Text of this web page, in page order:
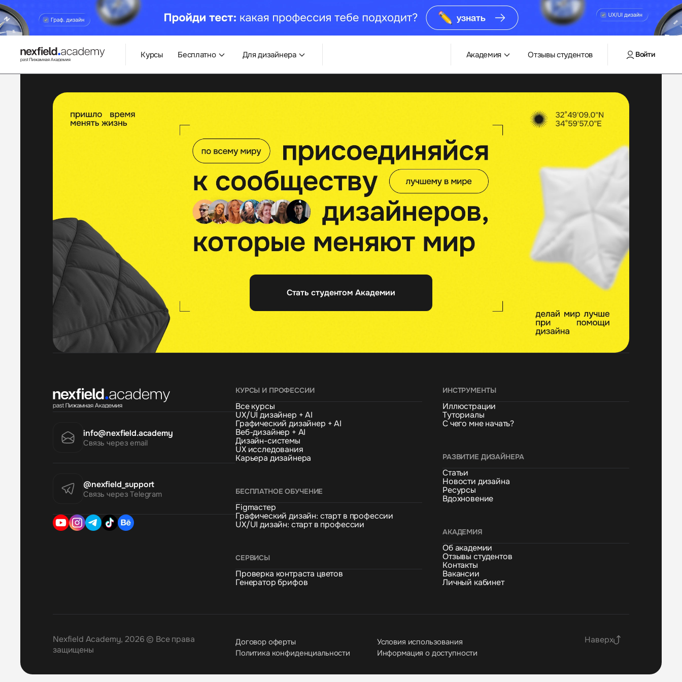
Курсы Бесплатно Для дизайнера Академия Отзывы студентов Войти
Стать студентом Академии
info@nexfield.academy
Связь через email
@nexfield_support
Связь через Telegram
КУРСЫ И ПРОФЕССИИ
Все курсы
UX/UI дизайнер + AI
Графический дизайнер + AI
Веб-дизайнер + AI
Дизайн-системы
UX исследования
Карьера дизайнера
БЕСПЛАТНОЕ ОБУЧЕНИЕ
Figmaстер
Графический дизайн: старт в профессии
UX/UI дизайн: старт в профессии
СЕРВИСЫ
Проверка контраста цветов
Генератор брифов
ИНСТРУМЕНТЫ
Иллюстрации
Туториалы
С чего мне начать?
РАЗВИТИЕ ДИЗАЙНЕРА
Статьи
Новости дизайна
Ресурсы
Вдохновение
АКАДЕМИЯ
Об академии
Отзывы студентов
Контакты
Вакансии
Личный кабинет
Nexfield Academy, 2026 © Все права
защищены
Договор оферты
Политика конфиденциальности
Условия использования
Информация о доступности
Наверх